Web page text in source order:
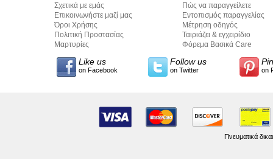
Σχετικά με εμάς
Επικοινωνήστε μαζί μας
Όροι Χρήσης
Πολιτική Προστασίας
Προσωπικών Δεδομένων
Μαρτυρίες
Πώς να παραγγείλετε
Εντοπισμός παραγγελίας
Μέτρηση οδηγός
Ταιριάζει & εγχειρίδιο
σύνταξης κειμένων
Φόρεμα Βασικά Care
Like us
on Facebook
Follow us
on Twitter on
Πνευματικά